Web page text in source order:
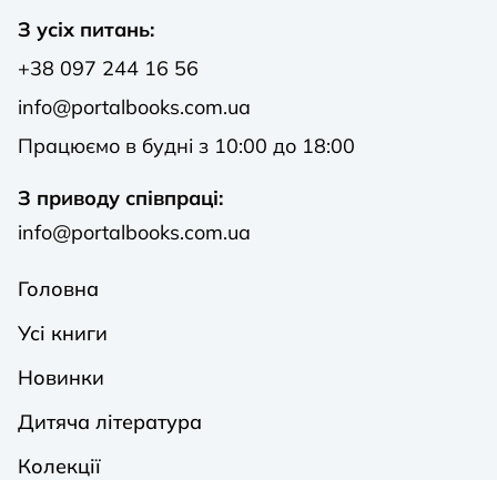
З усіх питань:
+38 097 244 16 56
info@portalbooks.com.ua
Працюємо в будні з 10:00 до 18:00
З приводу співпраці:
info@portalbooks.com.ua
Головна
Усі книги
Новинки
Дитяча література
Колекції